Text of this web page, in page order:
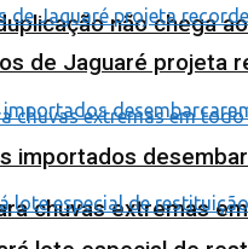
não chega
chuvas extremas
de Jaguaré projeta
importados